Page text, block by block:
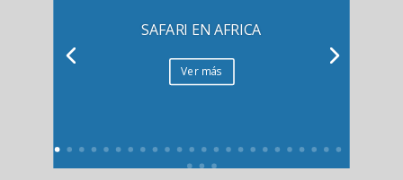
SAFARI EN AFRICA
Ver más